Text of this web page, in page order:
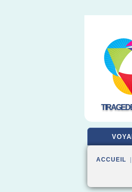
ACCUEIL